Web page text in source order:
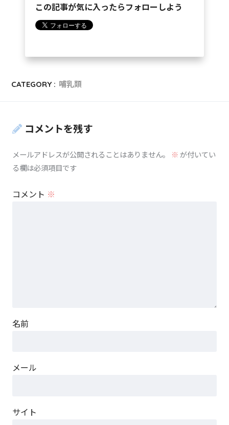
この記事が気に入ったらフォローしよう
CATEGORY : 哺乳類
コメントを残す
メールアドレスが公開されることはありません。 ※が付いてい
る欄は必須項目です
コメント ※
名前
メール
サイト